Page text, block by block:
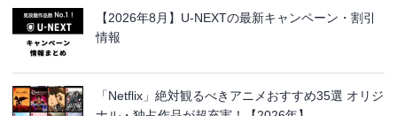
【2026年8月】U-NEXTの最新キャンペーン・割引
情報
「Netflix」絶対観るべきアニメおすすめ35選 オリジ